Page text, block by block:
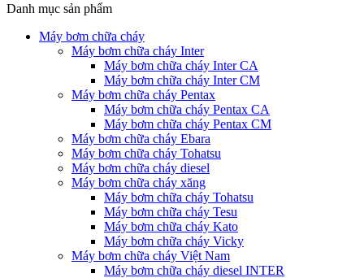
Danh mục sản phẩm
Máy bơm chữa cháy
Máy bơm chữa cháy Inter
Máy bơm chữa cháy Inter CA
Máy bơm chữa cháy Inter CM
Máy bơm chữa cháy Pentax
Máy bơm chữa cháy Pentax CA
Máy bơm chữa cháy Pentax CM
Máy bơm chữa cháy Ebara
Máy bơm chữa cháy Tohatsu
Máy bơm chữa cháy diesel
Máy bơm chữa cháy xăng
Máy bơm chữa cháy Tohatsu
Máy bơm chữa cháy Tesu
Máy bơm chữa cháy Kato
Máy bơm chữa cháy Vicky
Máy bơm chữa cháy Việt Nam
Máy bơm chữa cháy diesel INTER